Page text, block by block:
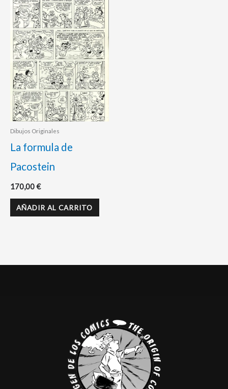
Dibujos Originales
La formula de
Pacostein
170,00€
AÑADIR AL CARRITO